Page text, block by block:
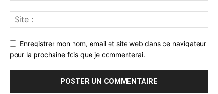
Enregistrer mon nom, email et site web dans ce navigateur
pour la prochaine fois que je commenterai.